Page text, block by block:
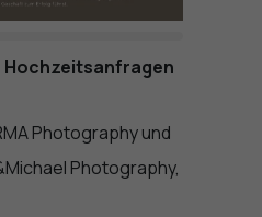
Hochzeitsanfragen
Photography und
Photography,